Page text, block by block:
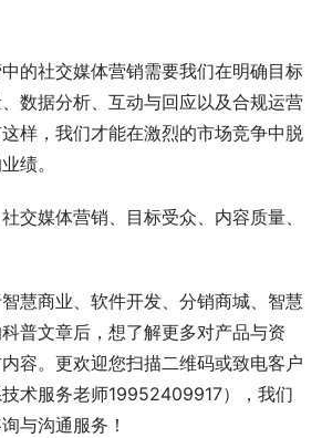
的社交媒体营销需要我们在明确目标
数据分析、互动与回应以及合规运营
样，我们才能在激烈的市场竞争中脱
绩。
交媒体营销、目标受众、内容质量、
慧商业、软件开发、分销商城、智慧
普文章后，想了解更多对产品与资
容。更欢迎您扫描二维码或致电客户
术服务老师19952409917），我们
与沟通服务！